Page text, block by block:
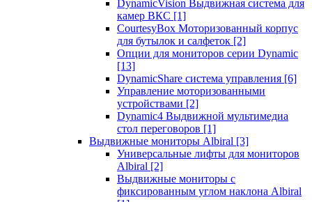
DynamicVision Выдвижная система для
камер ВКС [1]
CourtesyBox Моторизованный корпус
для бутылок и салфеток [2]
Опции для мониторов серии Dynamic
[13]
DynamicShare система управления [6]
Управление моторизованными
устройствами [2]
Dynamic4 Выдвижной мультимедиа
стол переговоров [1]
Выдвижные мониторы Albiral [3]
Универсальные лифты для мониторов
Albiral [2]
Выдвижные мониторы с
фиксированным углом наклона Albiral